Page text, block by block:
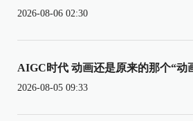
2026-08-06 02:30
AIGC时代 动画还是原来的那个“动
2026-08-05 09:33